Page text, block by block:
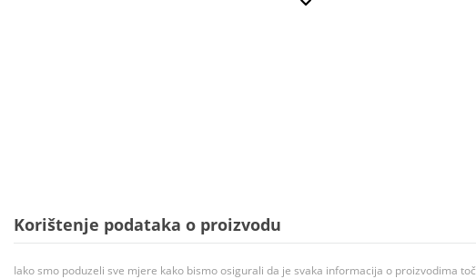
Korištenje podataka o proizvodu
Iako smo poduzeli sve mjere kako bismo osigurali da je svaka informacija o proizvodima